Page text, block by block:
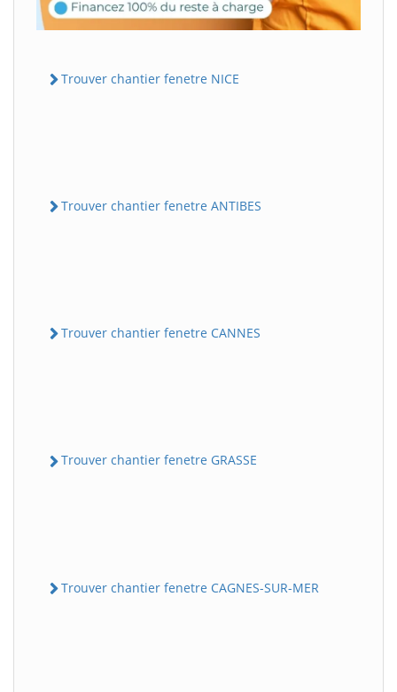
Trouver chantier fenetre NICE
Trouver chantier fenetre ANTIBES
Trouver chantier fenetre CANNES
Trouver chantier fenetre GRASSE
Trouver chantier fenetre CAGNES-SUR-MER